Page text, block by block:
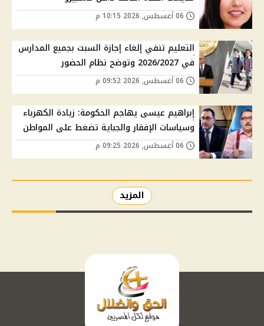
التعليم تنفي إلغاء إجازة السبت بجميع المدارس
في 2026/2027 وتوضح نظام الحضور
إبراهيم عيسى يهاجم الحكومة: زيادة الكهرباء
وسياسات الإفقار والجباية تضغط على المواطن
المزيد